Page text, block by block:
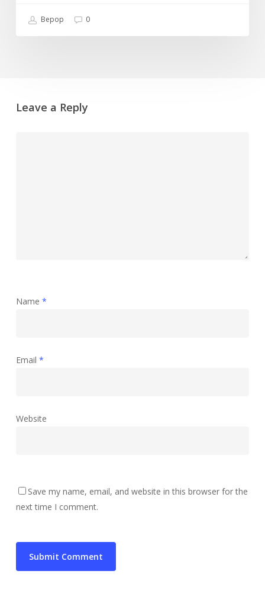
Bepop 0
Leave a Reply
Name *
Email *
Website
Save my name, email, and website in this browser for the
next time I comment.